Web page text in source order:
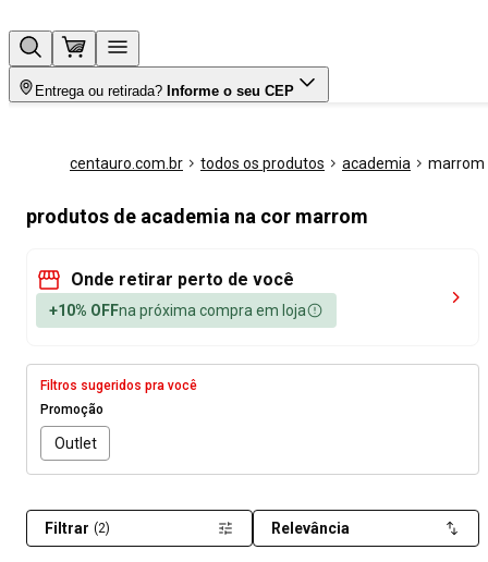
Entrega ou retirada? Informe o seu CEP
centauro.com.br todos os produtos academia marrom
produtos de academia na cor marrom
Onde retirar perto de você
+10% OFFna próxima compra em loja
Filtros sugeridos pra você
Promoção
Outlet
Filtrar (2) Relevância